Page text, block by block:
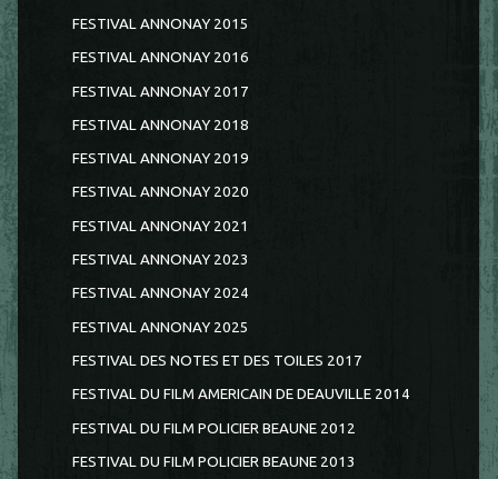
FESTIVAL ANNONAY 2015
FESTIVAL ANNONAY 2016
FESTIVAL ANNONAY 2017
FESTIVAL ANNONAY 2018
FESTIVAL ANNONAY 2019
FESTIVAL ANNONAY 2020
FESTIVAL ANNONAY 2021
FESTIVAL ANNONAY 2023
FESTIVAL ANNONAY 2024
FESTIVAL ANNONAY 2025
FESTIVAL DES NOTES ET DES TOILES 2017
FESTIVAL DU FILM AMERICAIN DE DEAUVILLE 2014
FESTIVAL DU FILM POLICIER BEAUNE 2012
FESTIVAL DU FILM POLICIER BEAUNE 2013